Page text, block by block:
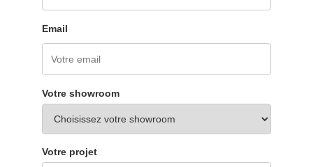
Email
Votre showroom
Votre projet